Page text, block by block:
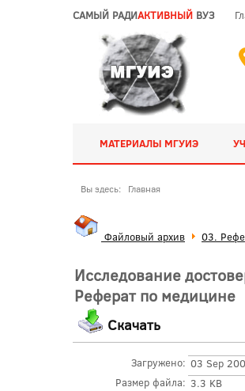
САМЫЙ РАДИАКТИВНЫЙ ВУЗ
МАТЕРИАЛЫ МГУИЭ
Вы здесь: Главная
Файловый архив 03.
Исследование
Реферат по медицине
Скачать
Загружено: 03 Sep
Размер файла: 3.3 KB